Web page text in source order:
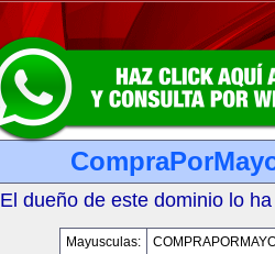
El dueño de este dominio lo
Mayusculas: